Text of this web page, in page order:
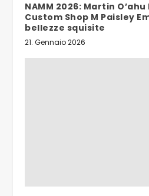
NAMM 2026: Martin
Custom Shop M Paisley
bellezze squisite
21. Gennaio 2026